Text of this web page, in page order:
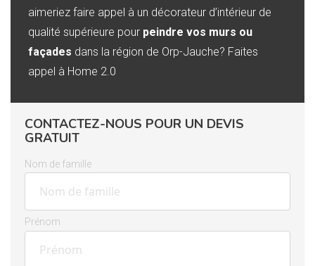
aimeriez faire appel à un décorateur d’intérieur de
qualité supérieure pour peindre vos murs ou
façades dans la région de Orp-Jauche? Faites
appel à Home 2.0
CONTACTEZ-NOUS POUR UN DEVIS
GRATUIT
Nom de famille
Prénom